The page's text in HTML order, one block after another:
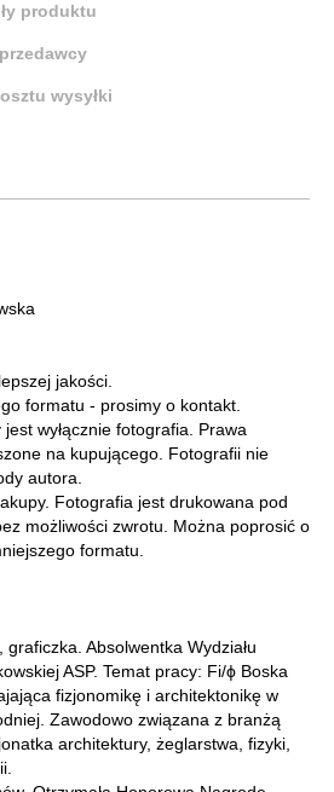
produktu
wysyłki
jakości.
formatu - prosimy o kontakt.
wyłącznie fotografia. Prawa
na kupującego. Fotografii nie
autora.
Fotografia jest drukowana pod
możliwości zwrotu. Można poprosić o
formatu.
Absolwentka Wydziału
ASP. Temat pracy: Fi/ϕ Boska
fizjonomikę i architektonikę w
Zawodowo związana z branżą
architektury, żeglarstwa, fizyki,